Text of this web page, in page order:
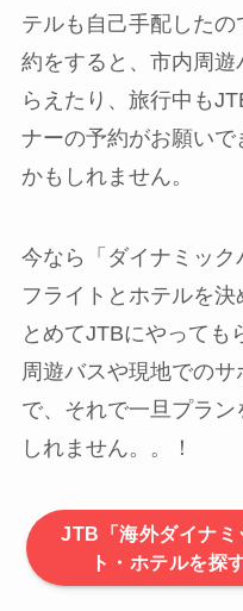
テルも自己手配したの
約をすると、市内周
らえたり、旅行中も
ナーの予約がお願い
かもしれません。
今なら「ダイナミッ
フライトとホテルを
とめてJTBにやっても
周遊バスや現地での
で、それで一旦プラ
しれません。。！
JTB「海外ダイナミ
ト・ホテルを探